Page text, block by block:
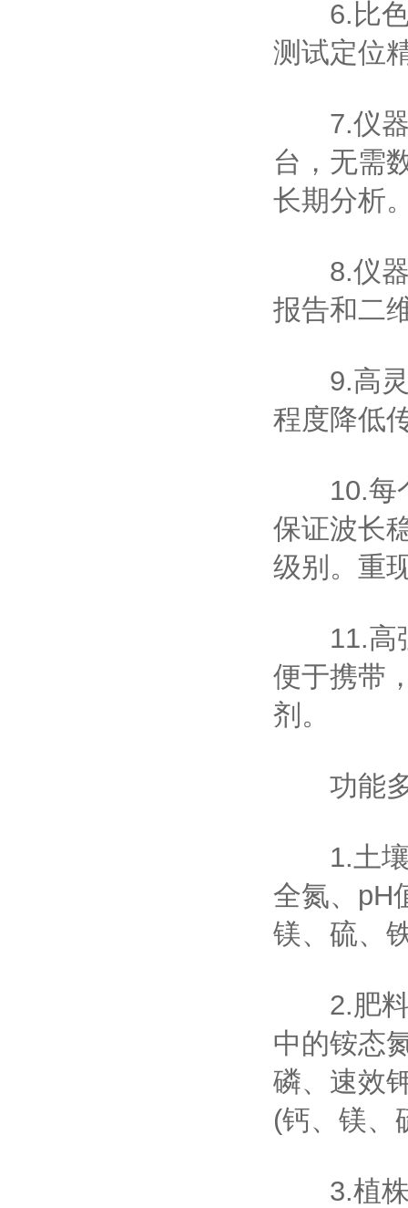
6.比色
测试定位
7.仪器
台，无需
长期分析
8.仪器
报告和二
9.高灵
程度降低
10.每个
保证波长
级别。重
11.高强
便于携带
剂。
功能多
1.土壤
全氮、pH
镁、硫、
2.肥料
中的铵态
磷、速效
(钙、镁、
3.植株